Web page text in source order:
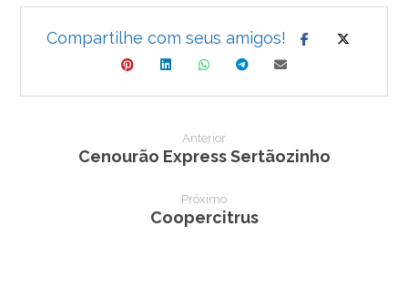
Anterior
Cenourão Express Sertãozinho
Próximo
Coopercitrus